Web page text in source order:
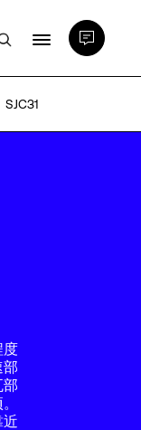
SJC31
度
部
部
近